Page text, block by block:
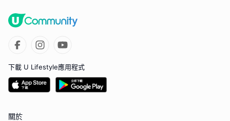
下載 U Lifestyle應用程式
關於